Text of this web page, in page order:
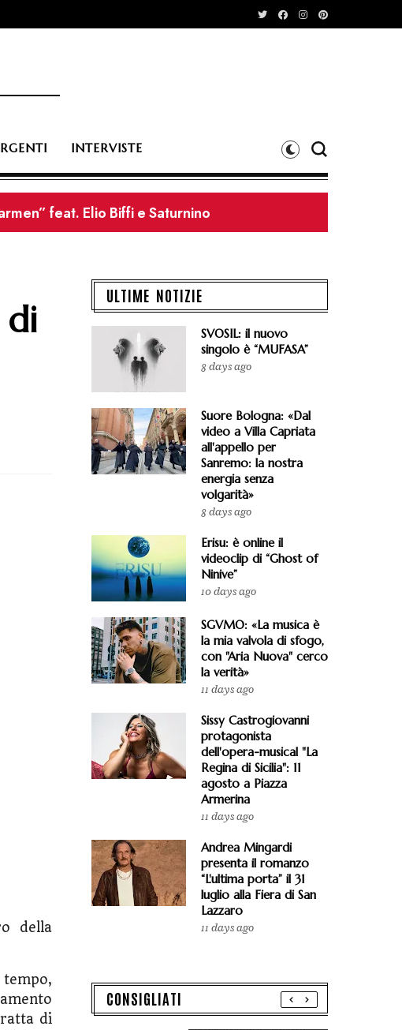
INTERVISTE
feat. Elio Biffi e Saturnino
di
della
di
ULTIME NOTIZIE
SVOSIL: il nuovo
singolo è “MUFASA”
8 days ago
Suore Bologna: «Dal
video a Villa Capriata
all'appello per
Sanremo: la nostra
energia senza
volgarità»
8 days ago
Erisu: è online il
videoclip di “Ghost of
Ninive”
10 days ago
SGVMO: «La musica è
la mia valvola di sfogo,
con "Aria Nuova" cerco
la verità»
11 days ago
Sissy Castrogiovanni
protagonista
dell'opera-musical "La
Regina di Sicilia": 11
agosto a Piazza
Armerina
11 days ago
Andrea Mingardi
presenta il romanzo
“L'ultima porta” il 31
luglio alla Fiera di San
Lazzaro
11 days ago
CONSIGLIATI